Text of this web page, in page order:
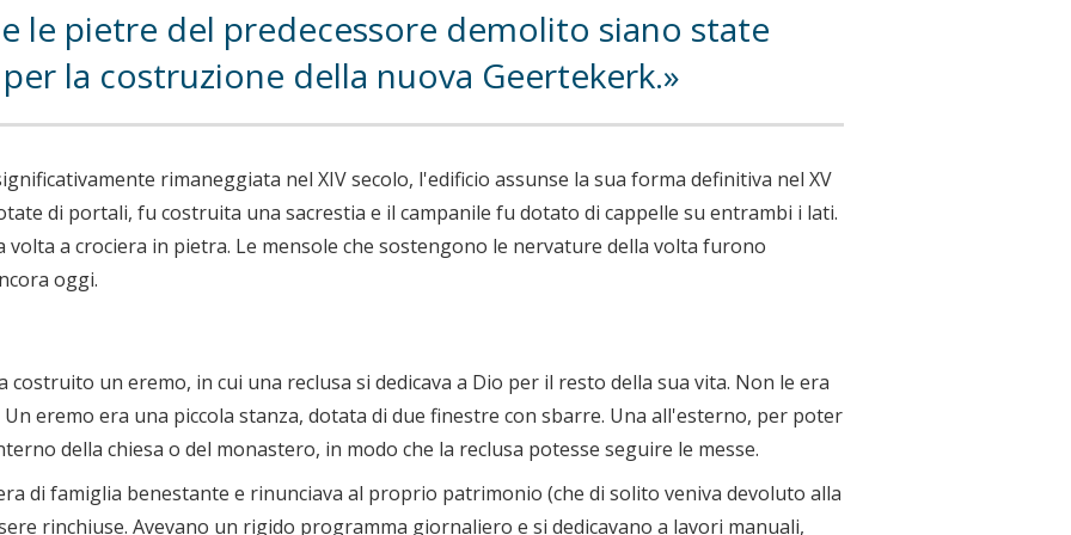
le pietre del predecessore demolito siano state
la costruzione della nuova Geertekerk.
rimaneggiata nel XIV secolo, l'edificio assunse la sua forma definitiva nel XV
di portali, fu costruita una sacrestia e il campanile fu dotato di cappelle su entrambi i lati.
volta a crociera in pietra. Le mensole che sostengono le nervature della volta furono
oggi.
costruito un eremo, in cui una reclusa si dedicava a Dio per il resto della sua vita. Non le era
eremo era una piccola stanza, dotata di due finestre con sbarre. Una all'esterno, per poter
della chiesa o del monastero, in modo che la reclusa potesse seguire le messe.
di famiglia benestante e rinunciava al proprio patrimonio (che di solito veniva devoluto alla
rinchiuse. Avevano un rigido programma giornaliero e si dedicavano a lavori manuali,